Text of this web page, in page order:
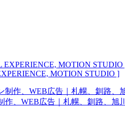
MOTION STUDIO ]
、WEB広告｜札幌、釧路、旭川